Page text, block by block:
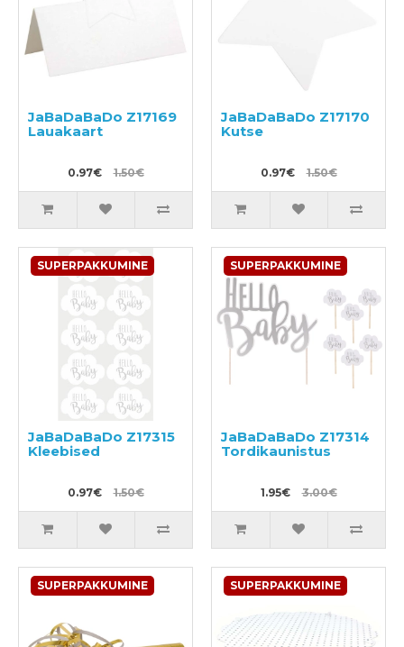
JaBaDaBaDo Z17169
Lauakaart
0.97€ 1.50€
JaBaDaBaDo Z17170
Kutse
0.97€ 1.50€
SUPERPAKKUMINE
JaBaDaBaDo Z17315
Kleebised
0.97€ 1.50€
SUPERPAKKUMINE
JaBaDaBaDo Z17314
Tordikaunistus
1.95€ 3.00€
SUPERPAKKUMINE SUPERPAKKUMINE